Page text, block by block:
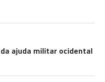
ajuda militar ocidental